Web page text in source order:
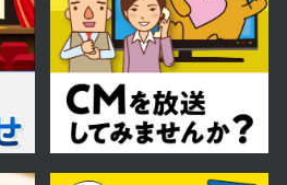
登場！】
年01月17日 放送
17日【中継：新篠津でわかさぎ
】